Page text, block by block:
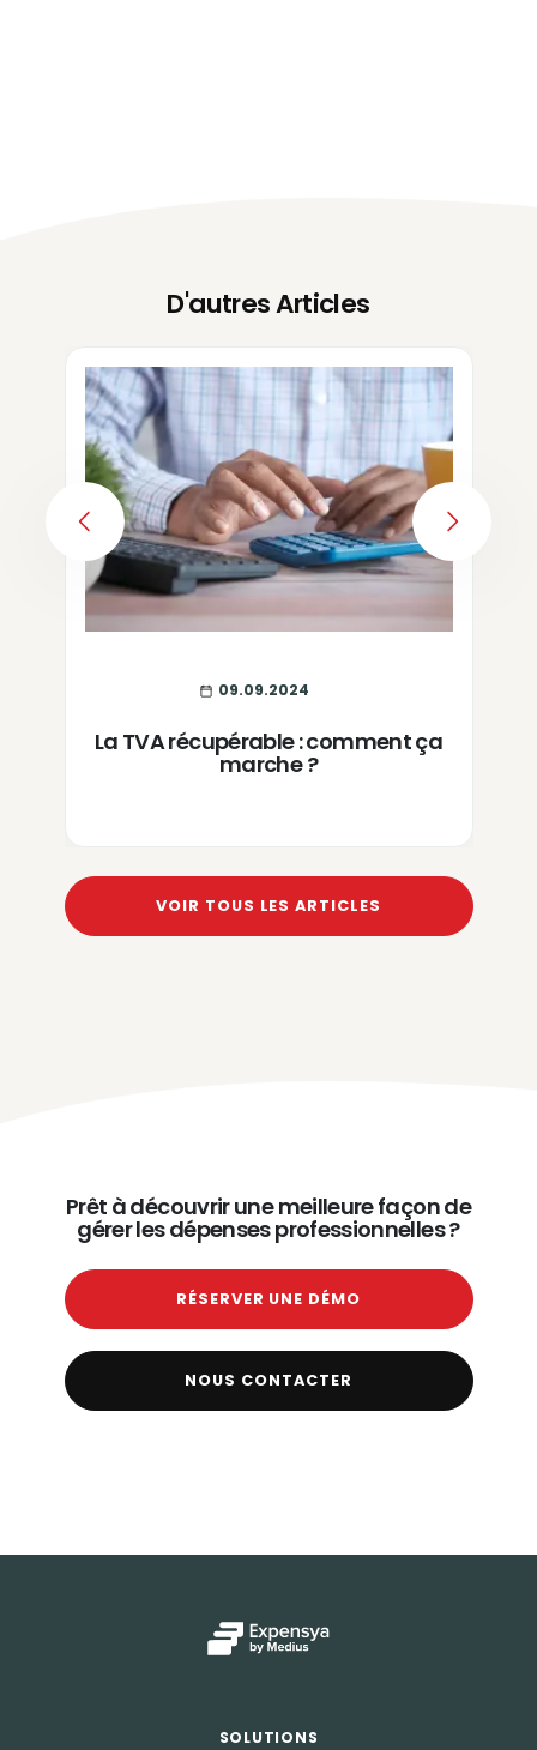
D'autres Articles
09.09.2024
La TVA récupérable : comment ça
marche ?
PREVIOUS
VOIR TOUS LES ARTICLES
Prêt à découvrir une meilleure façon de
gérer les dépenses professionnelles ?
RÉSERVER UNE DÉMO
NOUS CONTACTER
SOLUTIONS